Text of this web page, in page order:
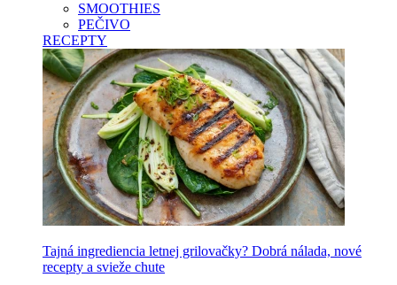
SMOOTHIES
PEČIVO
RECEPTY
Tajná ingrediencia letnej grilovačky? Dobrá nálada, nové
recepty a svieže chute